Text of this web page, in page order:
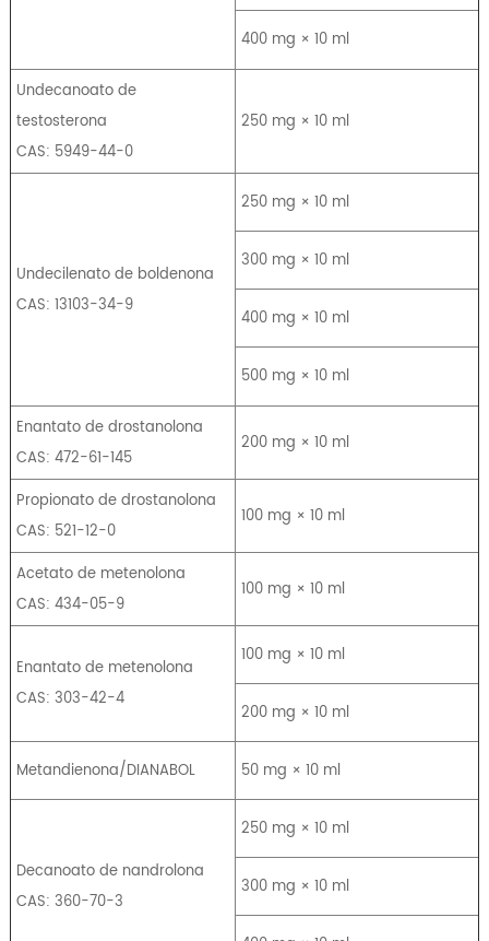
400 mg × 10 ml
Undecanoato de
testosterona
CAS: 5949-44-0
250 mg × 10 ml
Undecilenato de boldenona
CAS: 13103-34-9
250 mg × 10 ml
300 mg × 10 ml
400 mg × 10 ml
500 mg × 10 ml
Enantato de drostanolona
CAS: 472-61-145
200 mg × 10 ml
Propionato de drostanolona
CAS: 521-12-0
100 mg × 10 ml
Acetato de metenolona
CAS: 434-05-9
100 mg × 10 ml
Enantato de metenolona
CAS: 303-42-4
100 mg × 10 ml
200 mg × 10 ml
Metandienona/DIANABOL 50 mg × 10 ml
Decanoato de nandrolona
CAS: 360-70-3
250 mg × 10 ml
300 mg × 10 ml